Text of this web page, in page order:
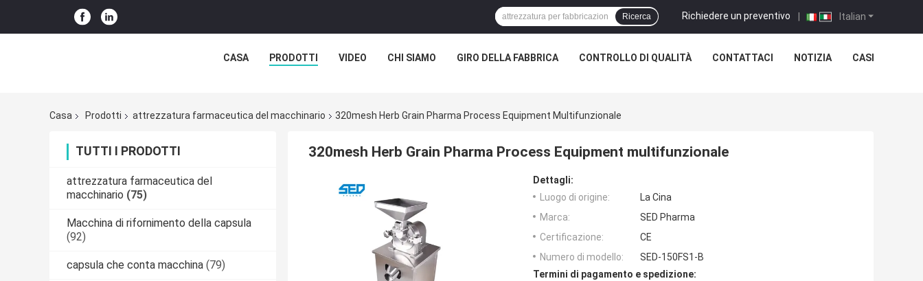
Italian
Richiedere un preventivo |
Ricerca
CASA PRODOTTI VIDEO CHI SIAMO GIRO DELLA FABBRICA CONTROLLO DI QUALITÀ CONTATTACI NOTIZIA CASI
Casa Prodotti attrezzatura farmaceutica del macchinario 320mesh Herb Grain Pharma Process Equipment Multifunzionale
TUTTI I PRODOTTI
attrezzatura farmaceutica del
macchinario (75)
Macchina di rifornimento della capsula
(92)
capsula che conta macchina (79)
320mesh Herb Grain Pharma Process Equipment multifunzionale
Dettagli:
Luogo di origine:
La Cina
Marca:
SED Pharma
Certificazione:
CE
Numero di modello:
SED-150FS1-B
Termini di pagamento e spedizione: